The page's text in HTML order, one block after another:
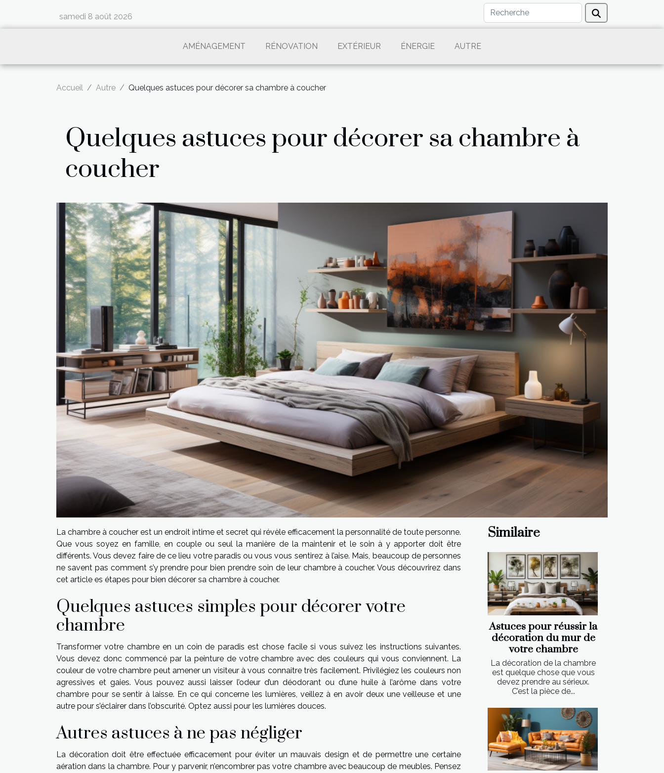
samedi 8 août 2026
AMÉNAGEMENT RÉNOVATION EXTÉRIEUR ÉNERGIE AUTRE
Accueil Autre Quelques astuces pour décorer sa chambre à coucher
Quelques astuces pour décorer sa chambre à
coucher
La chambre à coucher est un endroit intime et secret qui révèle efficacement la personnalité de toute personne.
Que vous soyez en famille, en couple ou seul la manière de la maintenir et le soin à y apporter doit être
différents. Vous devez faire de ce lieu votre paradis ou vous vous sentirez à l’aise. Mais, beaucoup de personnes
ne savent pas comment s’y prendre pour bien prendre soin de leur chambre à coucher. Vous découvrirez dans
cet article es étapes pour bien décorer sa chambre à coucher.
Quelques astuces simples pour décorer votre
chambre
Transformer votre chambre en un coin de paradis est chose facile si vous suivez les instructions suivantes.
Vous devez donc commencé par la peinture de votre chambre avec des couleurs qui vous conviennent. La
couleur de votre chambre peut amener un visiteur à vous connaitre très facilement. Privilégiez les couleurs non
agressives et gaies. Vous pouvez aussi laisser l’odeur d’un déodorant ou d’une huile à l’arôme dans votre
chambre pour se sentir à laisse. En ce qui concerne les lumières, veillez à en avoir deux une veilleuse et une
autre pour s’éclairer dans l’obscurité. Optez aussi pour les lumières douces.
Autres astuces à ne pas négliger
La décoration doit être effectuée efficacement pour éviter un mauvais design et de permettre une certaine
aération dans la chambre. Pour y parvenir, n’encombrer pas votre chambre avec beaucoup de meubles. Pensez
Similaire
Astuces pour réussir la
décoration du mur de
votre chambre
La décoration de la chambre
est quelque chose que vous
devez prendre au sérieux.
C’est la pièce de...